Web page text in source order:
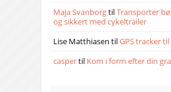
Maja SvanborgtilTransporter
og sikkert med cykeltrailer
Lise Matthiasen tilGPS tracker
caspertil Kom i form efter din